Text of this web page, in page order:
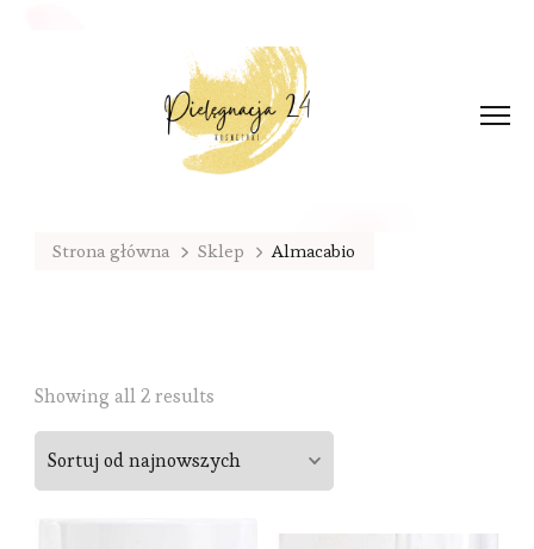
Strona główna Sklep Almacabio
Showing all 2 results
by
latest